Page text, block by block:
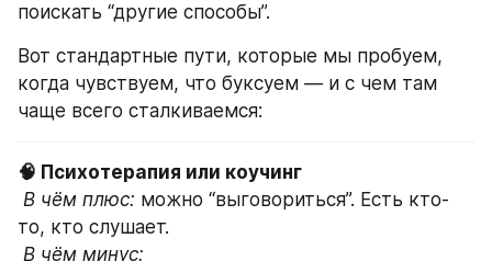
поискать “другие способы”.
Вот стандартные пути, которые мы пробуем,
когда чувствуем, что буксуем — и с чем там
чаще всего сталкиваемся:
🧠 Психотерапия или коучинг
В чём плюс: можно “выговориться”. Есть кто-
то, кто слушает.
В чём минус: